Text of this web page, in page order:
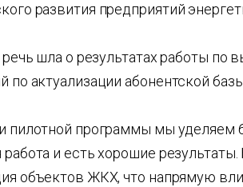
развития предприятий
шла о результатах работы
по актуализации абонентской
пилотной программы мы
и есть хорошие
объектов ЖКХ, что напрямую